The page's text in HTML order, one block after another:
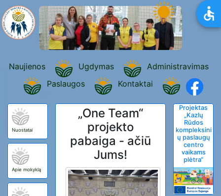
Naujienos Ugdymas
Administravimas
Paslaugos
Kontaktai
Nuostatai
Apie mokyklą
„One Team“
projekto
pabaiga - ačiū
Jums!
Projektas
„Kazlų
Rūdos
kompleksini
ų paslaugų
centro
vaikams
plėtra“